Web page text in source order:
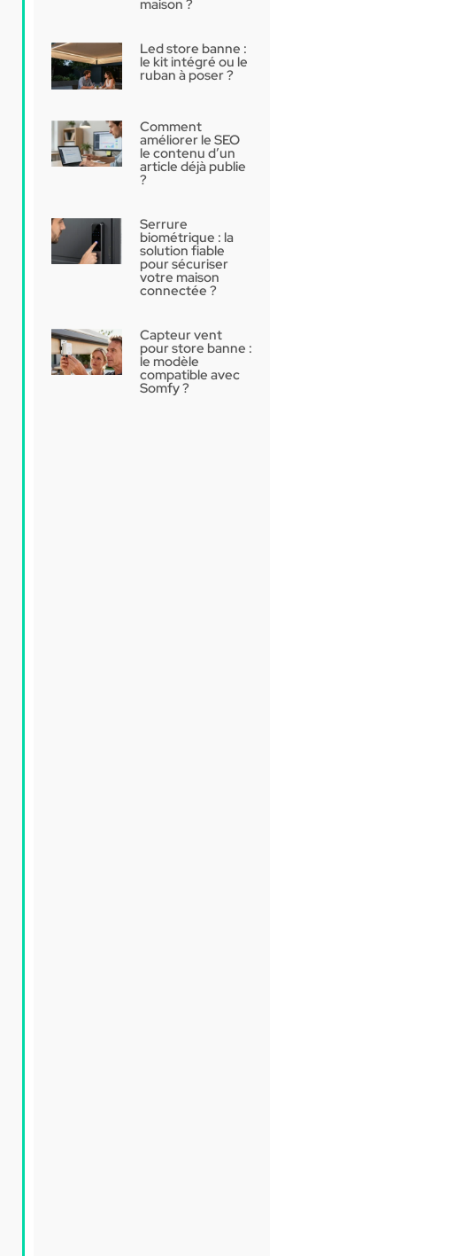
maison ?
Led store banne :
le kit intégré ou le
ruban à poser ?
Comment
améliorer le SEO
le contenu d’un
article déjà publie
?
Serrure
biométrique : la
solution fiable
pour sécuriser
votre maison
connectée ?
Capteur vent
pour store banne :
le modèle
compatible avec
Somfy ?